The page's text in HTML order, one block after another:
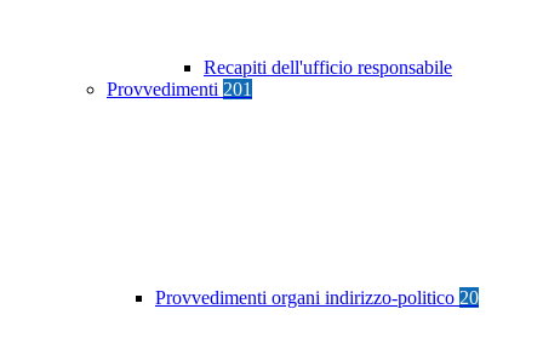
Recapiti dell'ufficio responsabile
Provvedimenti 201
Provvedimenti organi indirizzo-politico 20